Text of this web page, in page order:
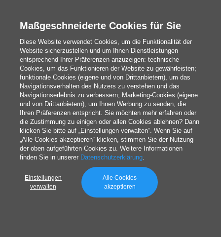
Corporate-Responsibility-Brochure
Maßgeschneiderte Cookies für Sie
Diese Website verwendet Cookies, um die Funktionalität der
Website sicherzustellen und um Ihnen Dienstleistungen
entsprechend Ihrer Präferenzen anzuzeigen: technische
Cookies, um das Funktionieren der Website zu gewährleisten;
funktionale Cookies (eigene und von Drittanbietern), um das
Navigationsverhalten des Nutzers zu verstehen und das
Navigationserlebnis zu verbessern; Marketing-Cookies (eigene
und von Drittanbietern), um Ihnen Werbung zu senden, die
Ihren Präferenzen entspricht. Sie möchten mehr erfahren oder
die Zustimmung zu einigen oder allen Cookies ablehnen? Dann
klicken Sie bitte auf „Einstellungen verwalten“. Wenn Sie auf
„Alle Cookies akzeptieren“ klicken, stimmen Sie der Nutzung
der oben aufgeführten Cookies zu. Weitere Informationen
finden Sie in unserer Datenschutzerklärung.
Einstellungen
verwalten
Alle Cookies
akzeptieren